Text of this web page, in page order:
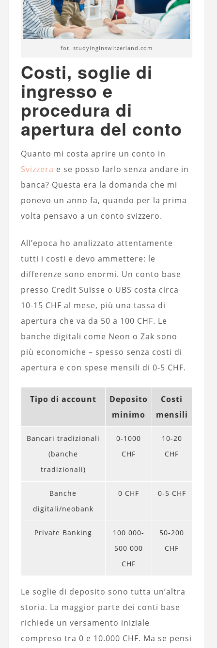
fot. studyinginswitzerland.com
Costi, soglie di
ingresso e
procedura di
apertura del conto
Quanto mi costa aprire un conto in
Svizzera e se posso farlo senza andare in
banca? Questa era la domanda che mi
ponevo un anno fa, quando per la prima
volta pensavo a un conto svizzero.
All’epoca ho analizzato attentamente
tutti i costi e devo ammettere: le
differenze sono enormi. Un conto base
presso Credit Suisse o UBS costa circa
10-15 CHF al mese, più una tassa di
apertura che va da 50 a 100 CHF. Le
banche digitali come Neon o Zak sono
più economiche – spesso senza costi di
apertura e con spese mensili di 0-5 CHF.
Tipo di account
Deposito
minimo
Costi
mensili
Bancari tradizionali
(banche
tradizionali)
0-1000
CHF
10-20
CHF
Banche
digitali/neobank
0 CHF 0-5 CHF
Private Banking
100 000-
500 000
CHF
50-200
CHF
Le soglie di deposito sono tutta un’altra
storia. La maggior parte dei conti base
richiede un versamento iniziale
compreso tra 0 e 10.000 CHF. Ma se pensi